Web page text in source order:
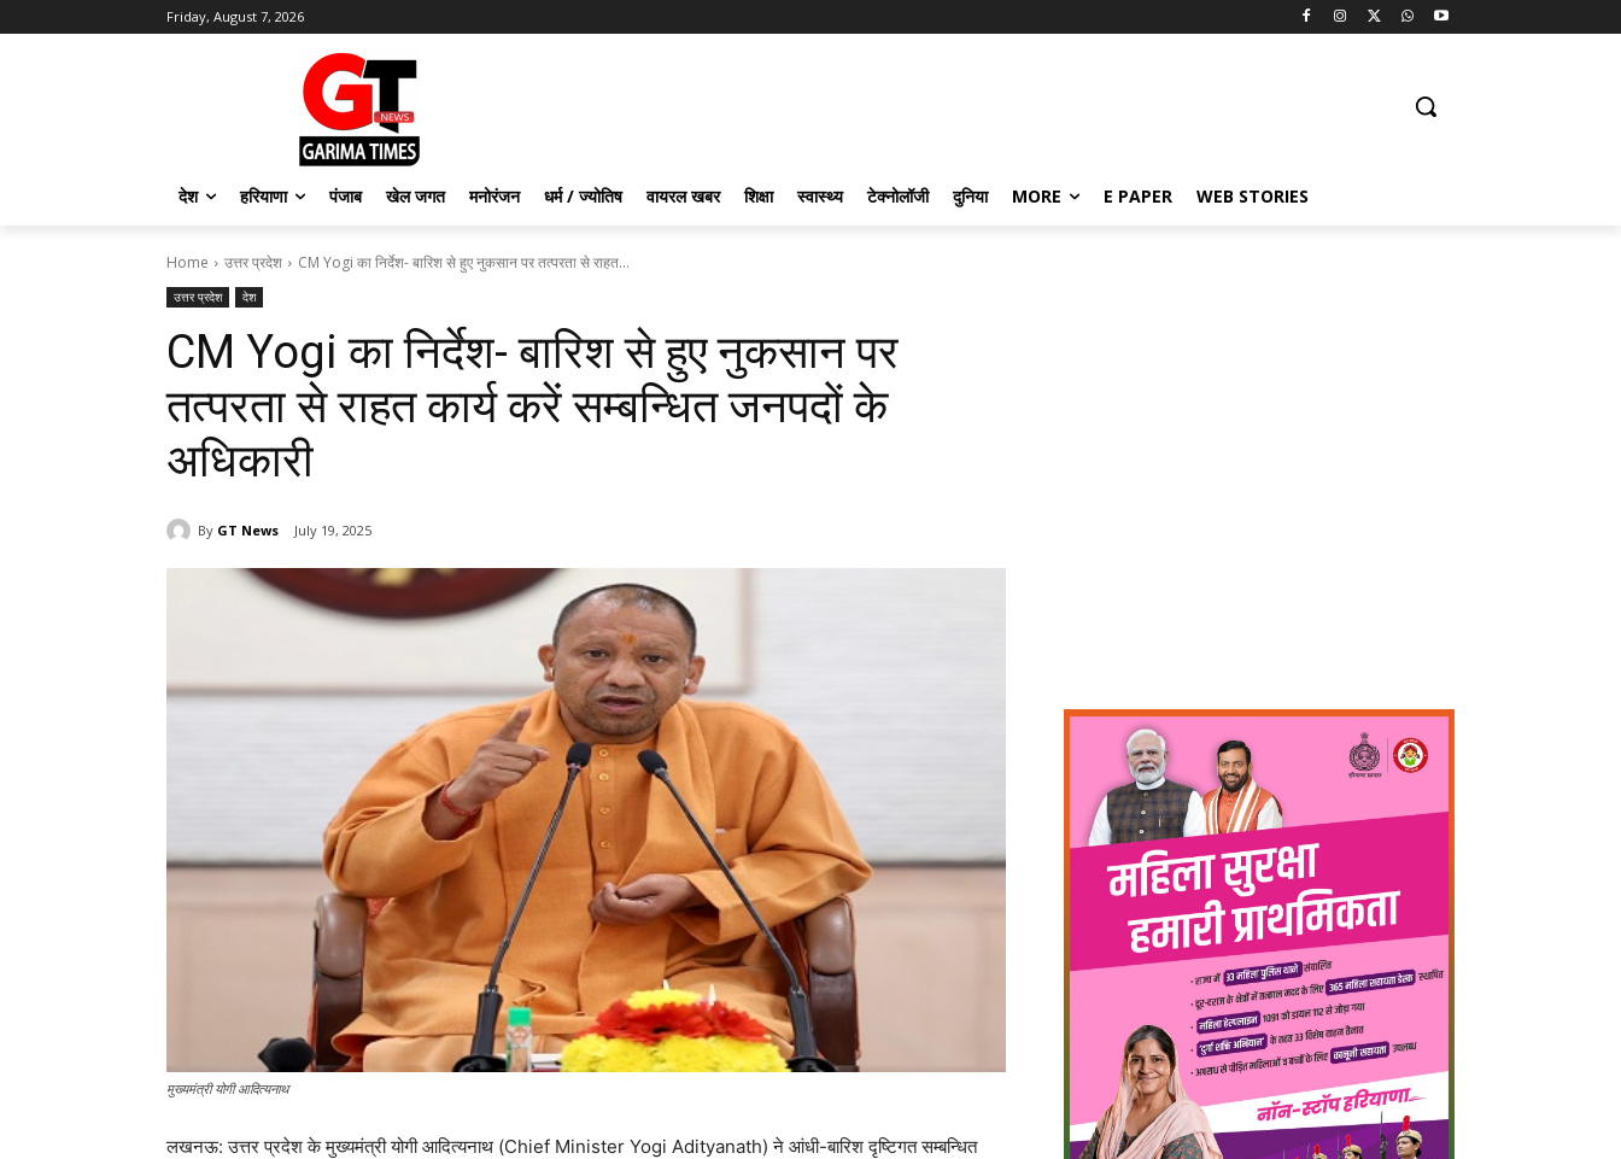
Friday, August 7, 2026
देश हरियाणा पंजाब खेल जगत मनोरंजन धर्म / ज्योतिष वायरल खबर शिक्षा स्वास्थ्य टेक्नोलॉजी दुनिया MORE E PAPER WEB STORIES
Home उत्तर प्रदेश CM Yogi का निर्देश- बारिश से हुए नुकसान पर तत्परता से राहत...
उत्तर प्रदेश देश
CM Yogi का निर्देश- बारिश से हुए नुकसान पर
तत्परता से राहत कार्य करें सम्बन्धित जनपदों के
अधिकारी
By GT News July 19, 2025
मुख्यमंत्री योगी आदित्यनाथ
लखनऊ: उत्तर प्रदेश के मुख्यमंत्री योगी आदित्यनाथ (Chief Minister Yogi Adityanath) ने आंधी-बारिश दृष्टिगत सम्बन्धित